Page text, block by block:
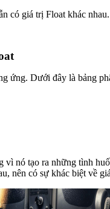
có giá trị Float khác
ứng. Dưới đây là bảng
vì nó tạo ra những tình
nên có sự khác biệt về